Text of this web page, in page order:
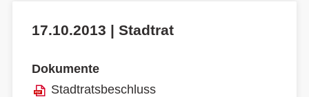
17.10.2013 | Stadtrat
Dokumente
Stadtratsbeschluss